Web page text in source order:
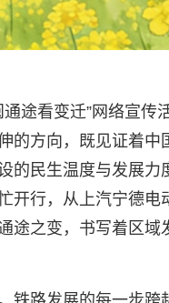
途看变迁”网络宣
的方向，既见证着
的民生温度与发展
开行，从上汽宁德
之变，书写着区域